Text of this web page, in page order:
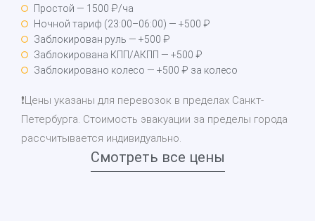
Простой — 1500 ₽/ча
Ночной тариф (23:00–06:00) — +500 ₽
Заблокирован руль — +500 ₽
Заблокирована КПП/АКПП — +500 ₽
Заблокировано колесо — +500 ₽ за колесо
❗Цены указаны для перевозок в пределах Санкт-
Петербурга. Стоимость эвакуации за пределы города
рассчитывается индивидуально.
Смотреть все цены